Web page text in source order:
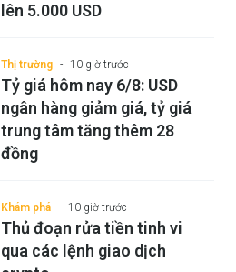
lên 5.000 USD
Thị trường 10 giờ trước
Tỷ giá hôm nay 6/8: USD
ngân hàng giảm giá, tỷ giá
trung tâm tăng thêm 28
đồng
Khám phá 10 giờ trước
Thủ đoạn rửa tiền tinh vi
qua các lệnh giao dịch